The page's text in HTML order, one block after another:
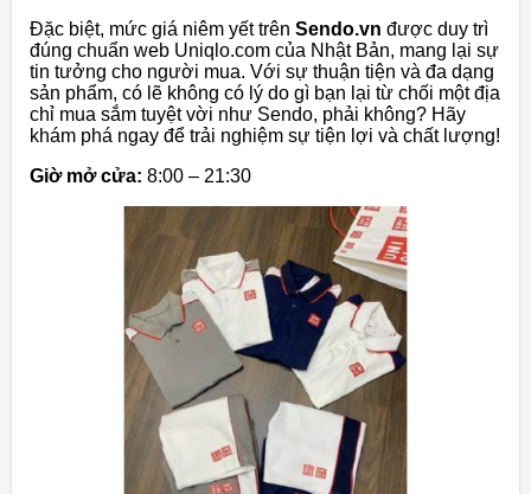
Đặc biệt, mức giá niêm yết trên Sendo.vn được duy trì
đúng chuẩn web Uniqlo.com của Nhật Bản, mang lại sự
tin tưởng cho người mua. Với sự thuận tiện và đa dạng
sản phẩm, có lẽ không có lý do gì bạn lại từ chối một địa
chỉ mua sắm tuyệt vời như Sendo, phải không? Hãy
khám phá ngay để trải nghiệm sự tiện lợi và chất lượng!
Giờ mở cửa: 8:00 – 21:30